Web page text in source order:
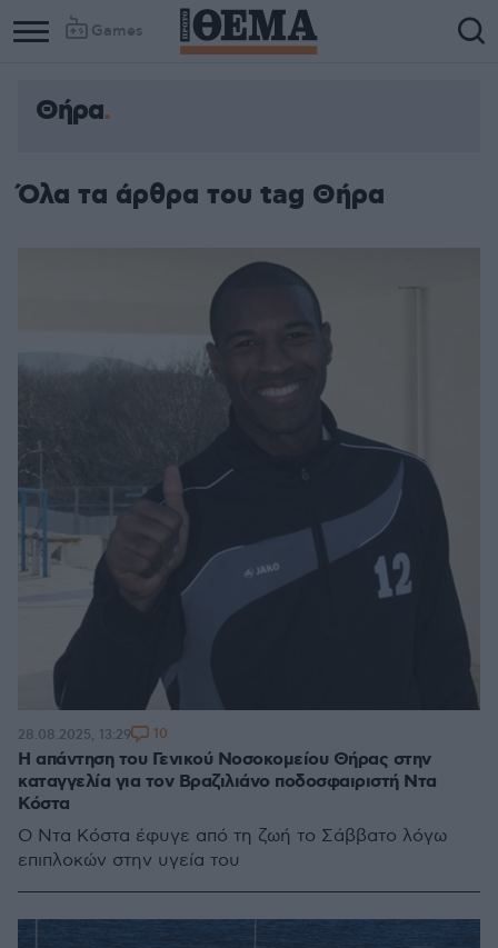
Games
Θήρα
Όλα τα άρθρα του tag Θήρα
Η απάντηση του Γενικού Νοσοκομείου Θήρας στην
καταγγελία για τον Βραζιλιάνο ποδοσφαιριστή Ντα
Κόστα
Ο Ντα Κόστα έφυγε από τη ζωή το Σάββατο λόγω
επιπλοκών στην υγεία του
28.08.2025, 13:29 10